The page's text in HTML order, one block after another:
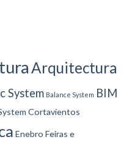
Arquitectura
System Balance System BIM
Cortavientos
Enebro Feiras e